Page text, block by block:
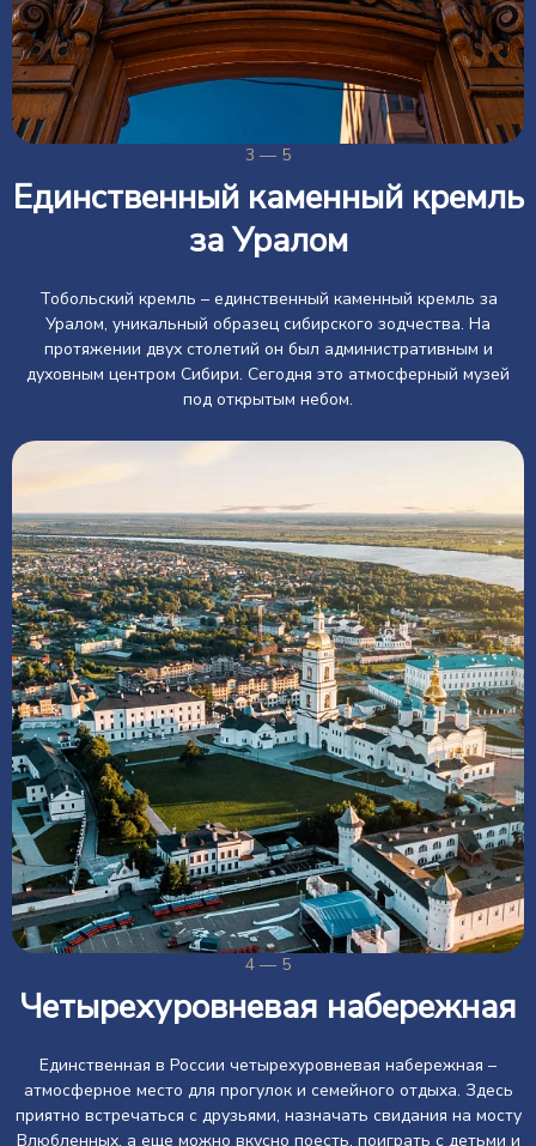
3 — 5
Единственный каменный кремль
за Уралом
Тобольский кремль – единственный каменный кремль за
Уралом, уникальный образец сибирского зодчества. На
протяжении двух столетий он был административным и
духовным центром Сибири. Сегодня это атмосферный музей
под открытым небом.
4 — 5
Четырехуровневая набережная
Единственная в России четырехуровневая набережная –
атмосферное место для прогулок и семейного отдыха. Здесь
приятно встречаться с друзьями, назначать свидания на мосту
Влюбленных, а еще можно вкусно поесть, поиграть с детьми и